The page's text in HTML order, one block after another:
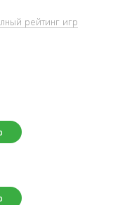
рейтинг игр